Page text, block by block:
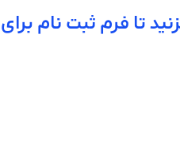
تا فرم ثبت نام برای